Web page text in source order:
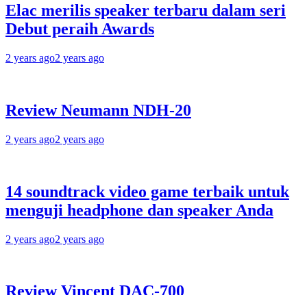
Elac merilis speaker terbaru dalam seri
Debut peraih Awards
2 years ago2 years ago
Review Neumann NDH-20
2 years ago2 years ago
14 soundtrack video game terbaik untuk
menguji headphone dan speaker Anda
2 years ago2 years ago
Review Vincent DAC-700